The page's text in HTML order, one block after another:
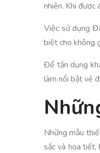
nhiên. Khi được
Việc sử dụng
biệt cho không
Để tận dụng
làm nổi bật vẻ
Những mẫu
sắc và họa tiết,